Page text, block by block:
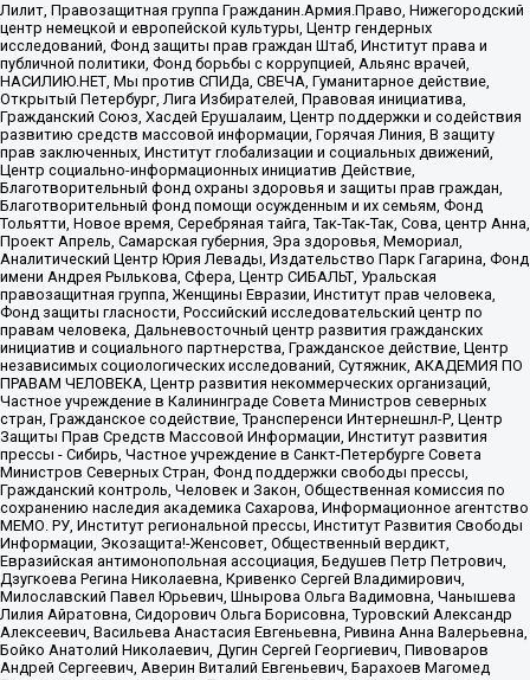
Лилит, Правозащитная группа Гражданин.Армия.Право, Нижегородский
центр немецкой и европейской культуры, Центр гендерных
исследований, Фонд защиты прав граждан Штаб, Институт права и
публичной политики, Фонд борьбы с коррупцией, Альянс врачей,
НАСИЛИЮ.НЕТ, Мы против СПИДа, СВЕЧА, Гуманитарное действие,
Открытый Петербург, Лига Избирателей, Правовая инициатива,
Гражданский Союз, Хасдей Ерушалаим, Центр поддержки и содействия
развитию средств массовой информации, Горячая Линия, В защиту
прав заключенных, Институт глобализации и социальных движений,
Центр социально-информационных инициатив Действие,
Благотворительный фонд охраны здоровья и защиты прав граждан,
Благотворительный фонд помощи осужденным и их семьям, Фонд
Тольятти, Новое время, Серебряная тайга, Так-Так-Так, Сова, центр Анна,
Проект Апрель, Самарская губерния, Эра здоровья, Мемориал,
Аналитический Центр Юрия Левады, Издательство Парк Гагарина, Фонд
имени Андрея Рылькова, Сфера, Центр СИБАЛЬТ, Уральская
правозащитная группа, Женщины Евразии, Институт прав человека,
Фонд защиты гласности, Российский исследовательский центр по
правам человека, Дальневосточный центр развития гражданских
инициатив и социального партнерства, Гражданское действие, Центр
независимых социологических исследований, Сутяжник, АКАДЕМИЯ ПО
ПРАВАМ ЧЕЛОВЕКА, Центр развития некоммерческих организаций,
Частное учреждение в Калининграде Совета Министров северных
стран, Гражданское содействие, Трансперенси Интернешнл-Р, Центр
Защиты Прав Средств Массовой Информации, Институт развития
прессы - Сибирь, Частное учреждение в Санкт-Петербурге Совета
Министров Северных Стран, Фонд поддержки свободы прессы,
Гражданский контроль, Человек и Закон, Общественная комиссия по
сохранению наследия академика Сахарова, Информационное агентство
МЕМО. РУ, Институт региональной прессы, Институт Развития Свободы
Информации, Экозащита!-Женсовет, Общественный вердикт,
Евразийская антимонопольная ассоциация, Бедушев Петр Петрович,
Дзугкоева Регина Николаевна, Кривенко Сергей Владимирович,
Милославский Павел Юрьевич, Шнырова Ольга Вадимовна, Чанышева
Лилия Айратовна, Сидорович Ольга Борисовна, Туровский Александр
Алексеевич, Васильева Анастасия Евгеньевна, Ривина Анна Валерьевна,
Бойко Анатолий Николаевич, Дугин Сергей Георгиевич, Пивоваров
Андрей Сергеевич, Аверин Виталий Евгеньевич, Барахоев Магомед